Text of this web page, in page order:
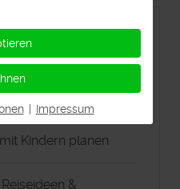
für deinen
Kindern planen
&
| Impressum